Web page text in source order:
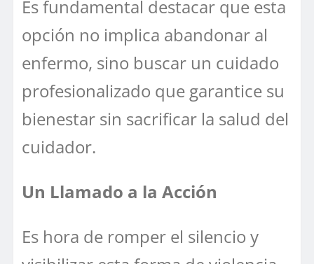
Es fundamental destacar que esta
opción no implica abandonar al
enfermo, sino buscar un cuidado
profesionalizado que garantice su
bienestar sin sacrificar la salud del
cuidador.
Un Llamado a la Acción
Es hora de romper el silencio y